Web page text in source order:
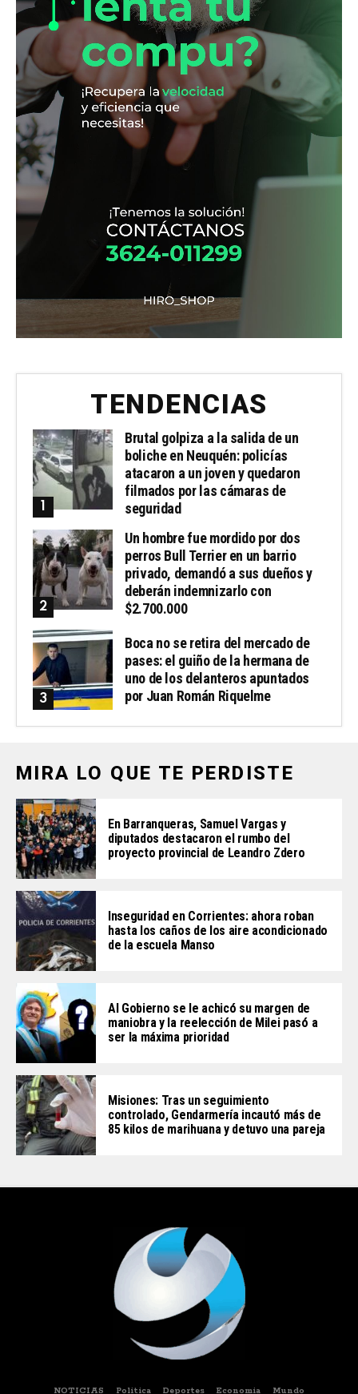
TENDENCIAS
Brutal golpiza a la salida de un
boliche en Neuquén: policías
atacaron a un joven y quedaron
filmados por las cámaras de
seguridad
Un hombre fue mordido por dos
perros Bull Terrier en un barrio
privado, demandó a sus dueños y
deberán indemnizarlo con
$2.700.000
Boca no se retira del mercado de
pases: el guiño de la hermana de
uno de los delanteros apuntados
por Juan Román Riquelme
MIRA LO QUE TE PERDISTE
En Barranqueras, Samuel Vargas y
diputados destacaron el rumbo del
proyecto provincial de Leandro Zdero
Inseguridad en Corrientes: ahora roban
hasta los caños de los aire acondicionado
de la escuela Manso
Al Gobierno se le achicó su margen de
maniobra y la reelección de Milei pasó a
ser la máxima prioridad
Misiones: Tras un seguimiento
controlado, Gendarmería incautó más de
85 kilos de marihuana y detuvo una pareja
NOTICIAS Politica Deportes Economia Mundo